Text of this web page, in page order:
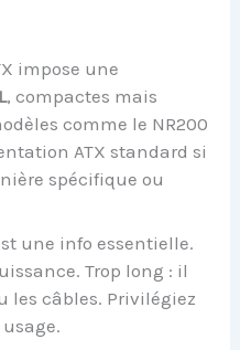
impose une
, compactes mais
comme le NR200
ATX standard si
spécifique ou
une info essentielle.
Trop long : il
les câbles. Privilégiez